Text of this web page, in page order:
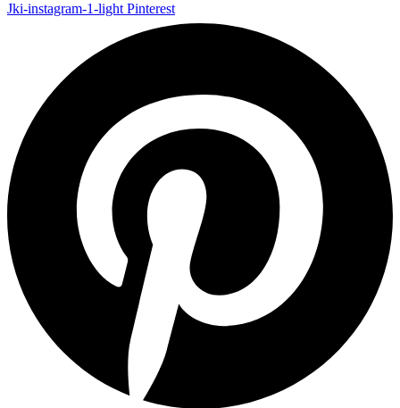
Jki-instagram-1-light Pinterest